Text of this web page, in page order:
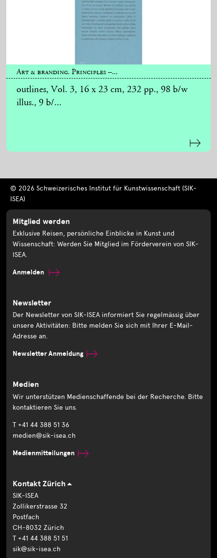
Art & branding. Principles –...
outlines, Vol. 3, 16 x 23 cm, 232 pp., 98 b/w
illus., 9 b/...
© 2026 Schweizerisches Institut für Kunstwissenschaft (SIK-
ISEA)
Mitglied werden
Exklusive Reisen, persönliche Einblicke in Kunst und
Wissenschaft: Werden Sie Mitglied im Förderverein von SIK-
ISEA.
Anmelden
Newsletter
Der Newsletter von SIK-ISEA informiert Sie regelmässig über
unsere Aktivitäten: Bitte melden Sie sich mit Ihrer E-Mail-
Adresse an.
Newsletter Anmeldung
Medien
Wir unterstützen Medienschaffende bei der Recherche. Bitte
kontaktieren Sie uns.
T +41 44 388 51 36
medien@sik-isea.ch
Medienmitteilungen
Kontakt Zürich
SIK-ISEA
Zollikerstrasse 32
Postfach
CH-8032 Zürich
T +41 44 388 51 51
sik@sik-isea.ch